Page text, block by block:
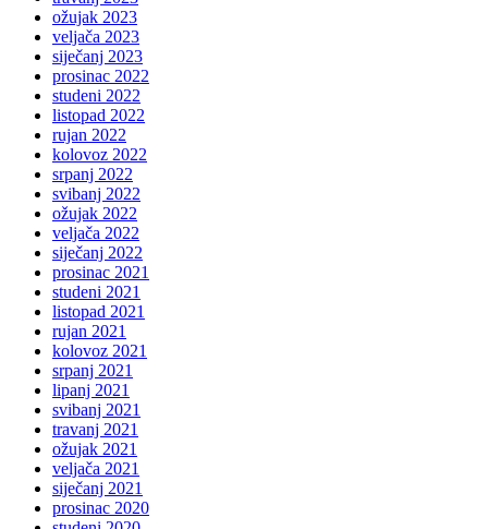
ožujak 2023
veljača 2023
siječanj 2023
prosinac 2022
studeni 2022
listopad 2022
rujan 2022
kolovoz 2022
srpanj 2022
svibanj 2022
ožujak 2022
veljača 2022
siječanj 2022
prosinac 2021
studeni 2021
listopad 2021
rujan 2021
kolovoz 2021
srpanj 2021
lipanj 2021
svibanj 2021
travanj 2021
ožujak 2021
veljača 2021
siječanj 2021
prosinac 2020